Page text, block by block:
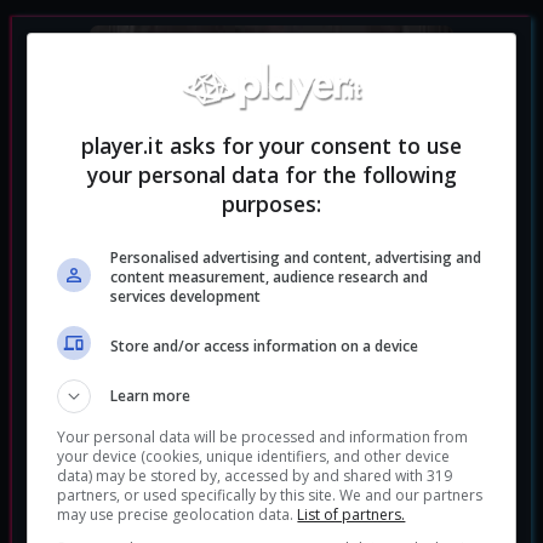
player.it asks for your consent to use
your personal data for the following
purposes:
Personalised advertising and content, advertising and
content measurement, audience research and
services development
Store and/or access information on a device
Learn more
Your personal data will be processed and information from
your device (cookies, unique identifiers, and other device
data) may be stored by, accessed by and shared with 319
partners, or used specifically by this site. We and our partners
may use precise geolocation data. List of partners.